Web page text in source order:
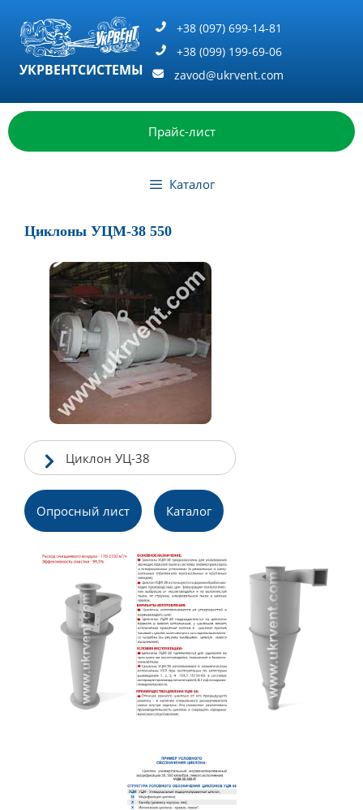
содержимому
УКРВЕНТСИСТЕМЫ
+38 (097) 699-14-81
+38 (099) 199-69-06
zavod@ukrvent.com
Прайс-лист
Каталог
Циклоны УЦМ-38 550
Циклон УЦ-38
Опросный лист Каталог